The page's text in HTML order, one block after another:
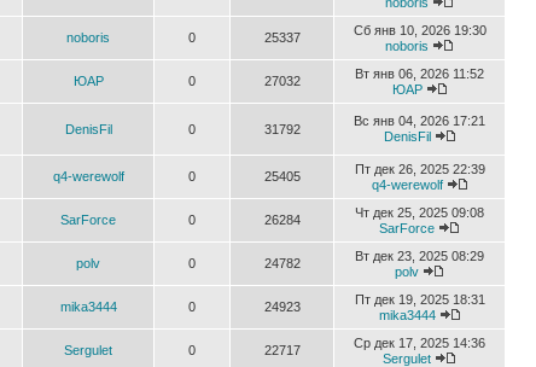
noboris 0 25337
Сб янв 10, 2026 19:30
noboris
ЮАР 0 27032
Вт янв 06, 2026 11:52
ЮАР
DenisFil 0 31792
Вс янв 04, 2026 17:21
DenisFil
q4-werewolf 0 25405
Пт дек 26, 2025 22:39
q4-werewolf
SarForce 0 26284
Чт дек 25, 2025 09:08
SarForce
polv 0 24782
Вт дек 23, 2025 08:29
polv
mika3444 0 24923
Пт дек 19, 2025 18:31
mika3444
Sergulet 0 22717
Ср дек 17, 2025 14:36
Sergulet